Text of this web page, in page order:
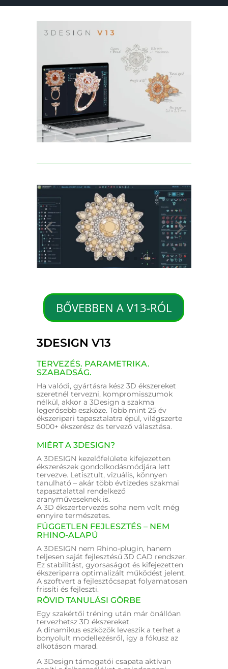
BŐVEBBEN A V13-RÓL
3DESIGN V13
TERVEZÉS. PARAMETRIKA.
SZABADSÁG.
Ha valódi, gyártásra kész 3D ékszereket
szeretnél tervezni, kompromisszumok
nélkül, akkor a 3Design a szakma
legerősebb eszköze. Több mint 25 év
ékszeripari tapasztalatra épül, világszerte
5000+ ékszerész és tervező választása.
MIÉRT A 3DESIGN?
A 3DESIGN kezelőfelülete kifejezetten
ékszerészek gondolkodásmódjára lett
tervezve. Letisztult, vizuális, könnyen
tanulható – akár több évtizedes szakmai
tapasztalattal rendelkező
aranyműveseknek is.
A 3D ékszertervezés soha nem volt még
ennyire természetes.
FÜGGETLEN FEJLESZTÉS – NEM
RHINO-ALAPÚ
A 3DESIGN nem Rhino-plugin, hanem
teljesen saját fejlesztésű 3D CAD rendszer.
Ez stabilitást, gyorsaságot és kifejezetten
ékszeriparra optimalizált működést jelent.
A szoftvert a fejlesztőcsapat folyamatosan
frissíti és fejleszti.
RÖVID TANULÁSI GÖRBE
Egy szakértői tréning után már önállóan
tervezhetsz 3D ékszereket.
A dinamikus eszközök leveszik a terhet a
bonyolult modellezésről, így a fókusz az
alkotáson marad.
A 3Design támogatói csapata aktívan